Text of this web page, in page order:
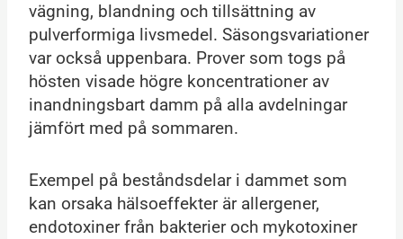
vägning, blandning och tillsättning av
pulverformiga livsmedel. Säsongsvariationer
var också uppenbara. Prover som togs på
hösten visade högre koncentrationer av
inandningsbart damm på alla avdelningar
jämfört med på sommaren.
Exempel på beståndsdelar i dammet som
kan orsaka hälsoeffekter är allergener,
endotoxiner från bakterier och mykotoxiner